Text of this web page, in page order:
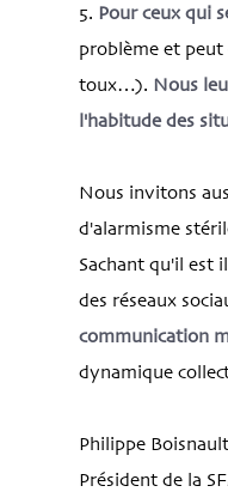
5. Pour ceux qui
problème et
toux…). Nous
l'habitude des
Nous invitons
d'alarmisme
Sachant qu'il est
des réseaux
communication
dynamique
Philippe Boisnault
Président de la